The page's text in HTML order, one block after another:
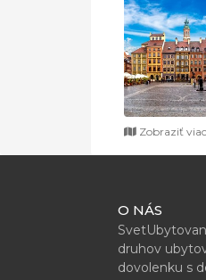
Zobraziť viac
O NÁS
druhov
dovolenku s